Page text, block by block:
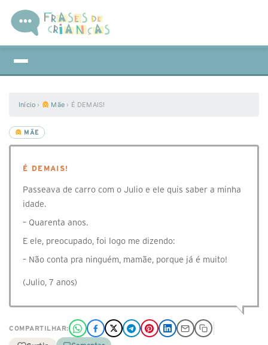
Início › Mãe › É DEMAIS!
MÃE
É DEMAIS!
Passeava de carro com o Julio e ele quis saber a minha
idade.
– Quarenta anos.
E ele, preocupado, foi logo me dizendo:
– Não conta pra ninguém, mamãe, porque já é muito!
(Julio, 7 anos)
COMPARTILHAR: